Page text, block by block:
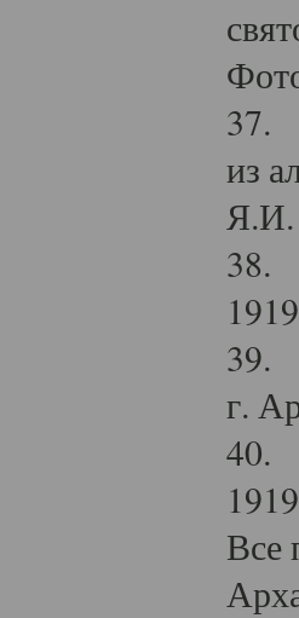
37.
из
Я.И.
38.
39.
г.
40.
Все